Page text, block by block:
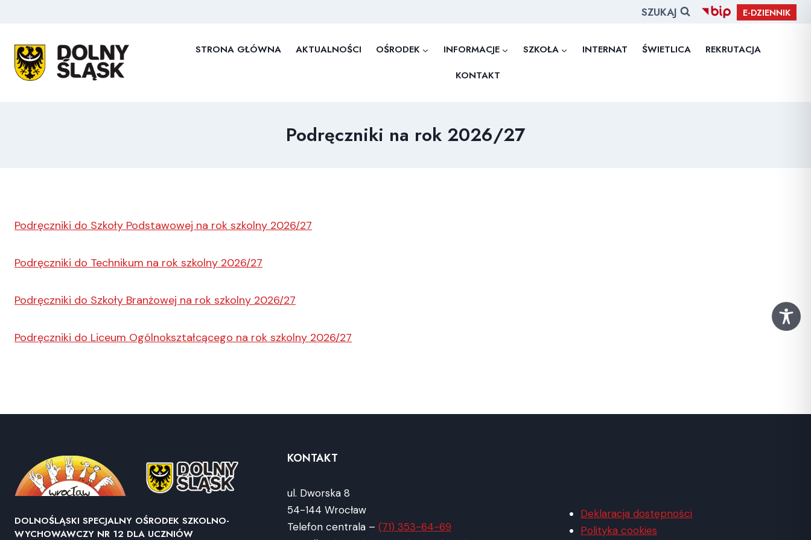
treści
SZUKAJ E-DZIENNIK
STRONA GŁÓWNA AKTUALNOŚCI OŚRODEK INFORMACJE SZKOŁA INTERNAT ŚWIETLICA
REKRUTACJA
KONTAKT
Podręczniki na rok 2026/27
Podręczniki do Szkoły Podstawowej na rok szkolny 2026/27
Podręczniki do Technikum na rok szkolny 2026/27
Podręczniki do Szkoły Branżowej na rok szkolny 2026/27
Podręczniki do Liceum Ogólnokształcącego na rok szkolny 2026/27
DOLNOŚLĄSKI SPECJALNY OŚRODEK SZKOLNO-
WYCHOWAWCZY NR 12 DLA UCZNIÓW
KONTAKT
ul. Dworska 8
54-144 Wrocław
Telefon centrala – (71) 353-64-69
Deklaracja dostępności
Polityka cookies